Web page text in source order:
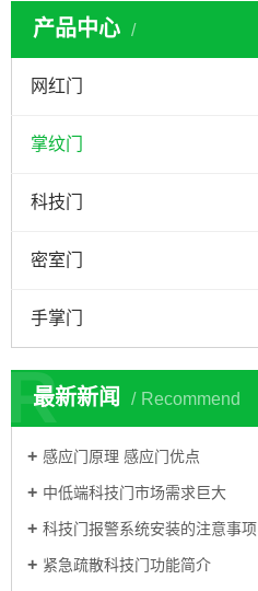
产品中心
网红门
掌纹门
科技门
密室门
手掌门
最新新闻 Recommend
R
感应门原理 感应门优点
中低端科技门市场需求巨大
科技门报警系统安装的注意事项
紧急疏散科技门功能简介